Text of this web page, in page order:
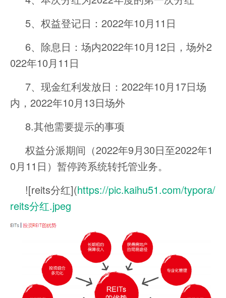
5、权益登记日：2022年10月11日
6、除息日：场内2022年10月12日，场外2
022年10月11日
7、现金红利发放日：2022年10月17日场
内，2022年10月13日场外
8.其他需要提示的事项
权益分派期间（2022年9月30日至2022年1
0月11日）暂停跨系统转托管业务。
![reits分红](https://pic.kaihu51.com/typora/
reits分红.jpeg